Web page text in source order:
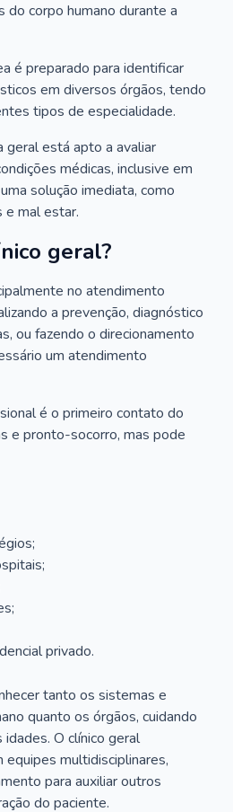
do corpo humano durante a
é preparado para identificar
em diversos órgãos, tendo
tipos de especialidade.
geral está apto a avaliar
médicas, inclusive em
solução imediata, como
e mal estar.
geral?
no atendimento
a prevenção, diagnóstico
ou fazendo o direcionamento
um atendimento
é o primeiro contato do
e pronto-socorro, mas pode
privado.
tanto os sistemas e
quanto os órgãos, cuidando
O clínico geral
multidisciplinares,
para auxiliar outros
do paciente.